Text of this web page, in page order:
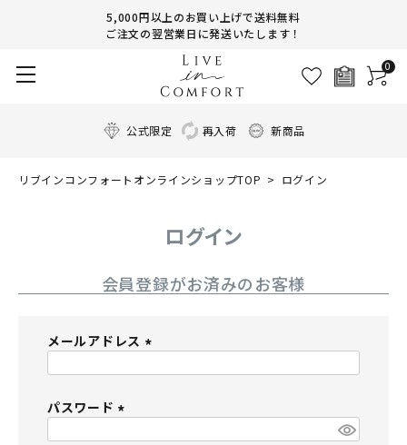
5,000円以上のお買い上げで送料無料
ご注文の翌営業日に発送いたします！
0
公式限定 再入荷 新商品
リブインコンフォートオンラインショップTOP ログイン
ログイン
会員登録がお済みのお客様
メールアドレス
パスワード